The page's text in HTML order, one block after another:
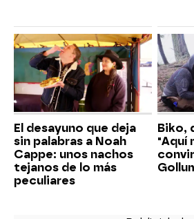
El desayuno que deja
sin palabras a Noah
Cappe: unos nachos
tejanos de lo más
peculiares
Biko,
"Aquí